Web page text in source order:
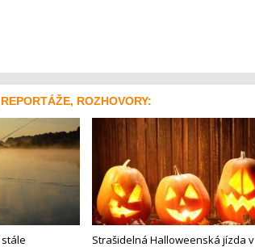
ROZHOVORY:
Strašidelná Halloweenská jízda v